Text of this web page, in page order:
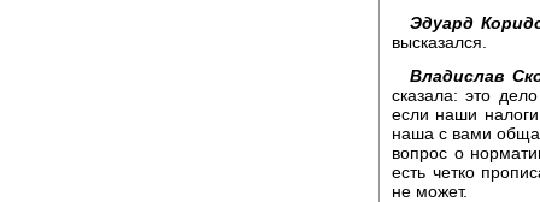
Эдуард
высказался.
Владислав
сказала: это
если наши
наша с вами
вопрос о
есть четко
не может.